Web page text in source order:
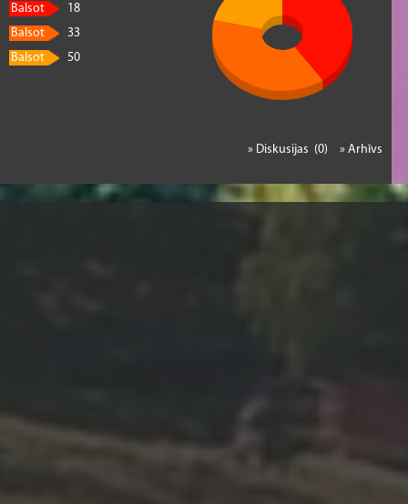
Balsot
18
Balsot
33
Balsot
50
» Arhīvs
» Diskusijas (0)